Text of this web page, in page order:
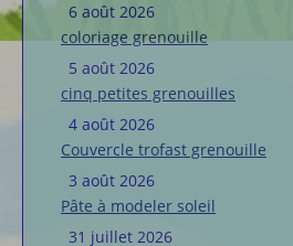
6 août 2026
coloriage grenouille
5 août 2026
cinq petites grenouilles
4 août 2026
Couvercle trofast grenouille
3 août 2026
Pâte à modeler soleil
31 juillet 2026